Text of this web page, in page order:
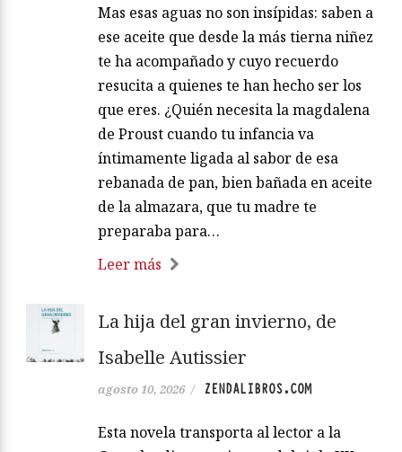
Mas esas aguas no son insípidas: saben a
ese aceite que desde la más tierna niñez
te ha acompañado y cuyo recuerdo
resucita a quienes te han hecho ser los
que eres. ¿Quién necesita la magdalena
de Proust cuando tu infancia va
íntimamente ligada al sabor de esa
rebanada de pan, bien bañada en aceite
de la almazara, que tu madre te
preparaba para…
Leer más
La hija del gran invierno, de
Isabelle Autissier
agosto 10, 2026 / ZENDALIBROS.COM
Esta novela transporta al lector a la